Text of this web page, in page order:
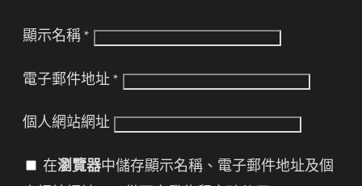
顯示名稱 *
電子郵件地址 *
個人網站網址
在瀏覽器中儲存顯示名稱、電子郵件地址及個